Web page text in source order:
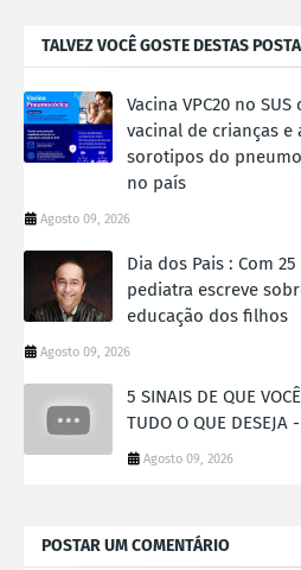
TALVEZ VOCÊ GOSTE DESTAS
Vacina VPC20 no
vacinal de crianças e
sorotipos do
no país
Agosto 09, 2026
Dia dos Pais : Com
pediatra escreve
educação dos filhos
Agosto 09, 2026
5 SINAIS DE QUE
TUDO O QUE DESEJA
Agosto 09, 2026
POSTAR UM COMENTÁRIO